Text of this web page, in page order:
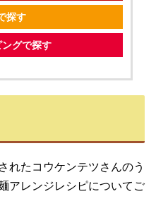
探す
グで探す
れたコウケンテツさんのう
アレンジレシピについてご